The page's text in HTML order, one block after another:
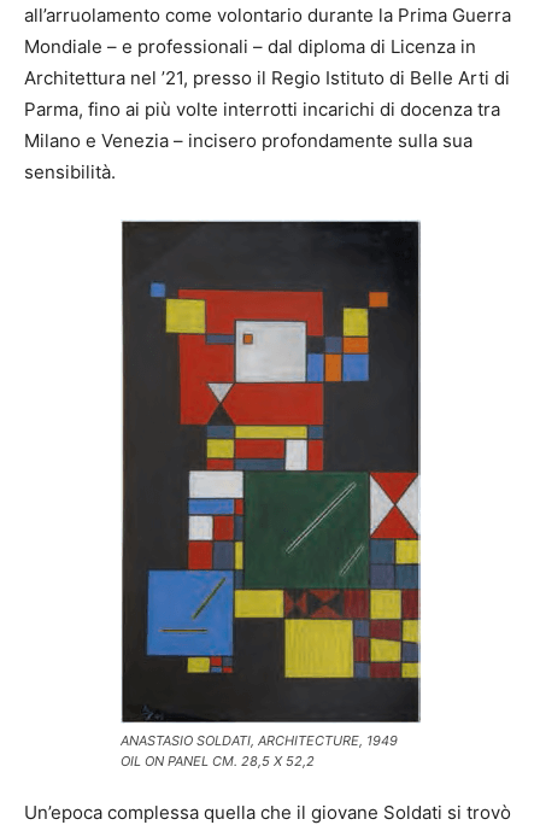
all’arruolamento come volontario durante la Prima Guerra
Mondiale – e professionali – dal diploma di Licenza in
Architettura nel ’21, presso il Regio Istituto di Belle Arti di
Parma, fino ai più volte interrotti incarichi di docenza tra
Milano e Venezia – incisero profondamente sulla sua
sensibilità.
ANASTASIO SOLDATI, ARCHITECTURE, 1949
OIL ON PANEL CM. 28,5 X 52,2
Un’epoca complessa quella che il giovane Soldati si trovò